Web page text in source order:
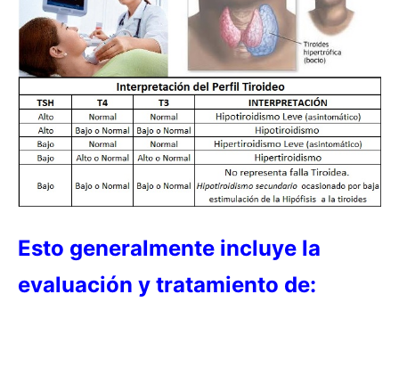
Esto generalmente incluye la
evaluación y tratamiento de: